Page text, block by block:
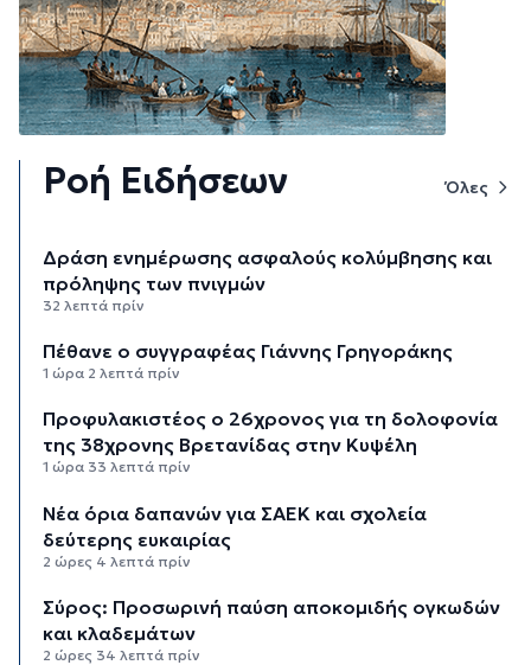
Ροή Ειδήσεων Όλες
Δράση ενημέρωσης ασφαλούς κολύμβησης και
πρόληψης των πνιγμών
32 λεπτά πρίν
Πέθανε ο συγγραφέας Γιάννης Γρηγοράκης
1 ώρα 2 λεπτά πρίν
Προφυλακιστέος ο 26χρονος για τη δολοφονία
της 38χρονης Βρετανίδας στην Κυψέλη
1 ώρα 33 λεπτά πρίν
Νέα όρια δαπανών για ΣΑΕΚ και σχολεία
δεύτερης ευκαιρίας
2 ώρες 4 λεπτά πρίν
Σύρος: Προσωρινή παύση αποκομιδής ογκωδών
και κλαδεμάτων
2 ώρες 34 λεπτά πρίν